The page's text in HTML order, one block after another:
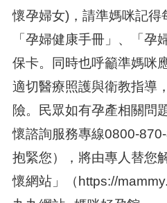
懷孕婦女)，請準媽咪記得
「孕婦健康手冊」、「孕
保卡。同時也呼籲準媽咪
適切醫療照護與衛教指導
險。民眾如有孕產相關問
懷諮詢服務專線0800-
抱緊您），將由專人替您
懷網站」（https://